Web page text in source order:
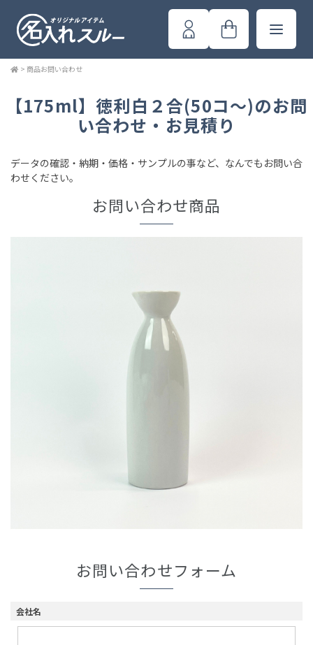
> 商品お問い合わせ
【175ml】徳利白２合(50コ～)のお問
い合わせ・お見積り
データの確認・納期・価格・サンプルの事など、なんでもお問い合
わせください。
お問い合わせ商品
お問い合わせフォーム
会社名